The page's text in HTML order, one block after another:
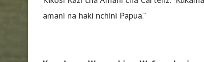
amani na haki nchini Papua.”